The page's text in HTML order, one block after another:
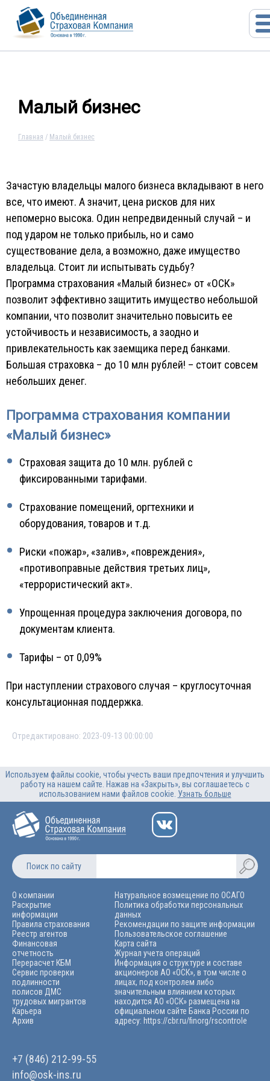
Малый бизнес
Главная / Малый бизнес
Зачастую владельцы малого бизнеса вкладывают в него
все, что имеют. А значит, цена рисков для них
непомерно высока. Один непредвиденный случай – и
под ударом не только прибыль, но и само
существование дела, а возможно, даже имущество
владельца. Стоит ли испытывать судьбу?
Программа страхования «Малый бизнес» от «ОСК»
позволит эффективно защитить имущество небольшой
компании, что позволит значительно повысить ее
устойчивость и независимость, а заодно и
привлекательность как заемщика перед банками.
Большая страховка – до 10 млн рублей! – стоит совсем
небольших денег.
Программа страхования компании
«Малый бизнес»
Страховая защита до 10 млн. рублей с
фиксированными тарифами.
Страхование помещений, оргтехники и
оборудования, товаров и т.д.
Риски «пожар», «залив», «повреждения»,
«противоправные действия третьих лиц»,
«террористический акт».
Упрощенная процедура заключения договора, по
документам клиента.
Тарифы – от 0,09%
При наступлении страхового случая – круглосуточная
консультационная поддержка.
Отредактировано: 2023-09-13 00:00:00
Используем файлы cookie, чтобы учесть ваши предпочтения и улучшить
работу на нашем сайте. Нажав на «Закрыть», вы соглашаетесь с
использованием нами файлов cookie. Узнать больше
Поиск по сайту
О компании
Раскрытие
информации
Правила страхования
Реестр агентов
Финансовая
отчетность
Перерасчет КБМ
Сервис проверки
подлинности
полисов ДМС
трудовых мигрантов
Карьера
Архив
Натуральное возмещение по ОСАГО
Политика обработки персональных
данных
Рекомендации по защите информации
Пользовательское соглашение
Карта сайта
Журнал учета операций
Информация о структуре и составе
акционеров АО «ОСК», в том числе о
лицах, под контролем либо
значительным влиянием которых
находится АО «ОСК» размещена на
официальном сайте Банка России по
адресу: https://cbr.ru/finorg/rscontrolе
+7 (846) 212-99-55
info@osk-ins.ru